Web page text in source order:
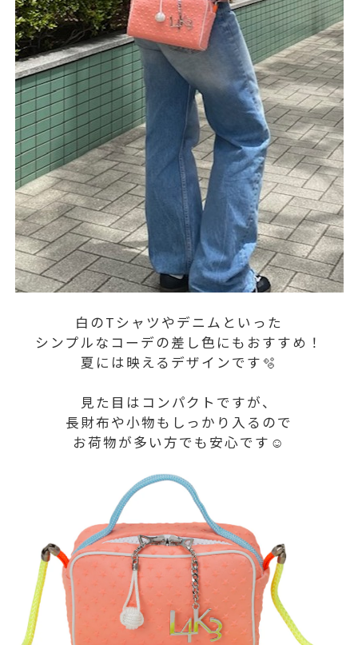
白のTシャツやデニムといった
シンプルなコーデの差し色にもおすすめ！
夏には映えるデザインです🫧
見た目はコンパクトですが、
長財布や小物もしっかり入るので
お荷物が多い方でも安心です☺️